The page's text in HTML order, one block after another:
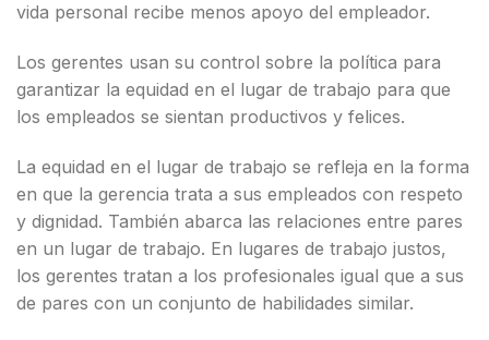
vida personal recibe menos apoyo del empleador.
Los gerentes usan su control sobre la política para
garantizar la equidad en el lugar de trabajo para que
los empleados se sientan productivos y felices.
La equidad en el lugar de trabajo se refleja en la forma
en que la gerencia trata a sus empleados con respeto
y dignidad. También abarca las relaciones entre pares
en un lugar de trabajo. En lugares de trabajo justos,
los gerentes tratan a los profesionales igual que a sus
de pares con un conjunto de habilidades similar.